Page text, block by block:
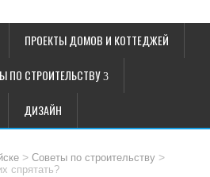
ПРОЕКТЫ ДОМОВ И КОТТЕДЖЕЙ
ПО СТРОИТЕЛЬСТВУ
ДИЗАЙН
>Советы по строительству >
спрятать?